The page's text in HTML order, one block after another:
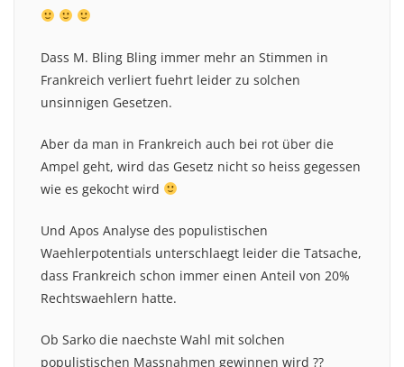
Dass M. Bling Bling immer mehr an Stimmen in
Frankreich verliert fuehrt leider zu solchen
unsinnigen Gesetzen.
Aber da man in Frankreich auch bei rot über die
Ampel geht, wird das Gesetz nicht so heiss gegessen
wie es gekocht wird
Und Apos Analyse des populistischen
Waehlerpotentials unterschlaegt leider die Tatsache,
dass Frankreich schon immer einen Anteil von 20%
Rechtswaehlern hatte.
Ob Sarko die naechste Wahl mit solchen
populistischen Massnahmen gewinnen wird ??